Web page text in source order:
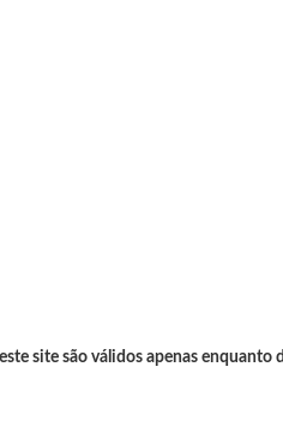
site são válidos apenas enquanto